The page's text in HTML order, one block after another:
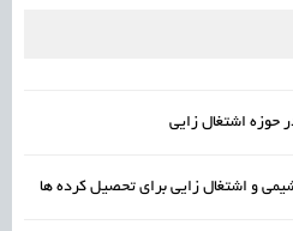
حوزه اشتغال زایی
و اشتغال‌ زایی برای تحصیل‌ کرده‌ ها